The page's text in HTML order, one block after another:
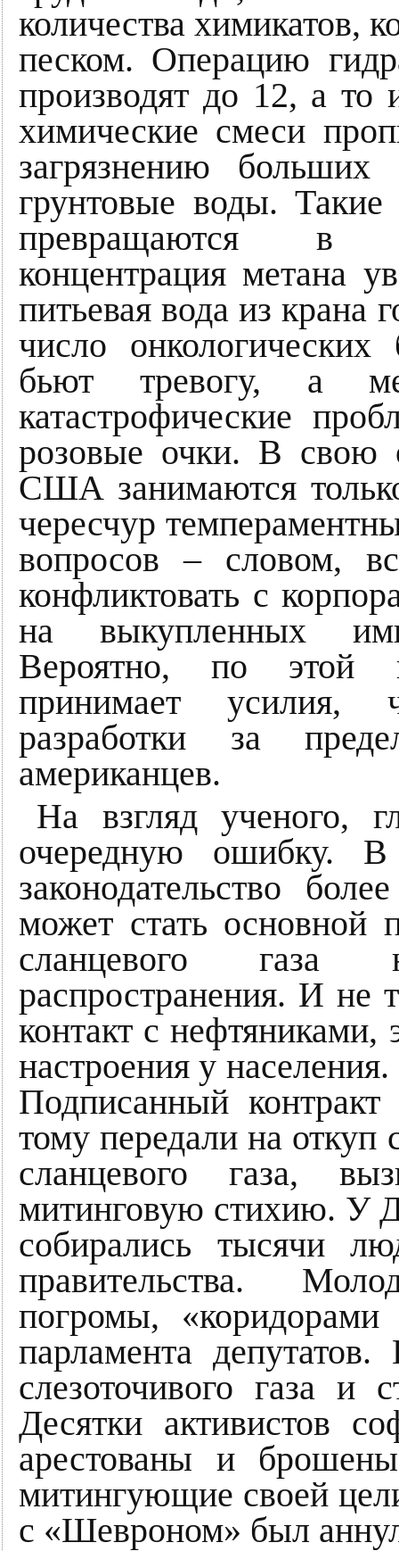
количества химикатов,
песком. Операцию
производят до 12, а
химические смеси
загрязнению
грунтовые воды. Такие
превращаются в
концентрация метана
питьевая вода из крана
число
бьют тревогу, а
катастрофические
розовые очки. В свою
США занимаются
чересчур
вопросов – словом,
конфликтовать с
на выкупленных
Вероятно, по этой
принимает усилия,
разработки за
американцев.
На взгляд ученого,
очередную ошибку. В
законодательство
может стать основной
сланцевого газа
распространения. И не
контакт с нефтяниками,
настроения у
Подписанный
тому передали на
сланцевого газа,
митинговую стихию. У
собирались тысячи
правительства.
погромы, «коридорами
парламента
слезоточивого газа и
Десятки активистов
арестованы и
митингующие своей
с «Шевроном» был